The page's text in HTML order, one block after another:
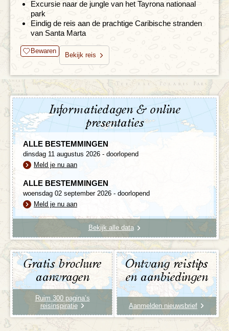
Excursie naar de jungle van het Tayrona nationaal
park
Eindig de reis aan de prachtige Caribische stranden
van Santa Marta
Bewaren
Bekijk reis
Informatiedagen & online
presentaties
ALLE BESTEMMINGEN
dinsdag 11 augustus 2026 - doorlopend
Meld je nu aan
ALLE BESTEMMINGEN
woensdag 02 september 2026 - doorlopend
Meld je nu aan
Bekijk alle data
Gratis brochure
aanvragen
Ruim 300 pagina’s
reisinspiratie
Ontvang reistips
en aanbiedingen
Aanmelden nieuwsbrief